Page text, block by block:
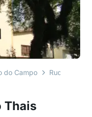
Thais
do Campo Rudge